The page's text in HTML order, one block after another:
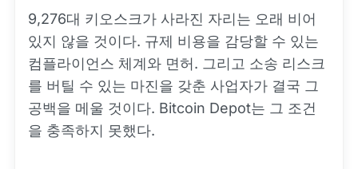
9,276대 키오스크가 사라진 자리는 오래 비어
있지 않을 것이다. 규제 비용을 감당할 수 있는
컴플라이언스 체계와 면허. 그리고 소송 리스크
를 버틸 수 있는 마진을 갖춘 사업자가 결국 그
공백을 메울 것이다. Bitcoin Depot는 그 조건
을 충족하지 못했다.